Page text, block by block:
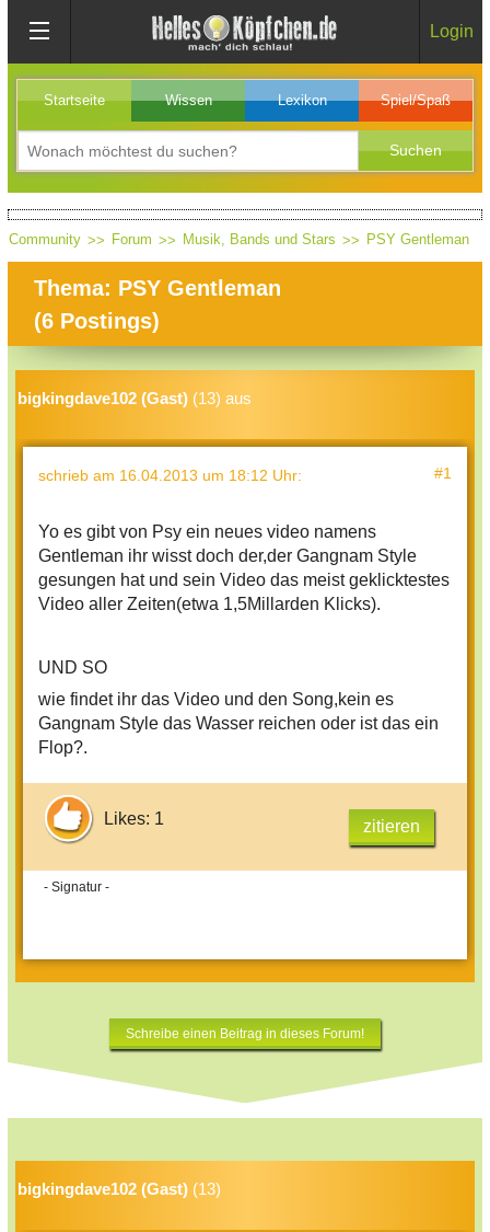
Login
Startseite Wissen Lexikon Spiel/Spaß
Community Forum Musik, Bands und Stars PSY Gentleman
Thema: PSY Gentleman
(6 Postings)
bigkingdave102 (Gast) (13) aus
schrieb am 16.04.2013 um 18:12 Uhr: #1
Yo es gibt von Psy ein neues video namens
Gentleman ihr wisst doch der,der Gangnam Style
gesungen hat und sein Video das meist geklicktestes
Video aller Zeiten(etwa 1,5Millarden Klicks).
UND SO
wie findet ihr das Video und den Song,kein es
Gangnam Style das Wasser reichen oder ist das ein
Flop?.
Likes: 1 zitieren
- Signatur -
Schreibe einen Beitrag in dieses Forum!
bigkingdave102 (Gast) (13)